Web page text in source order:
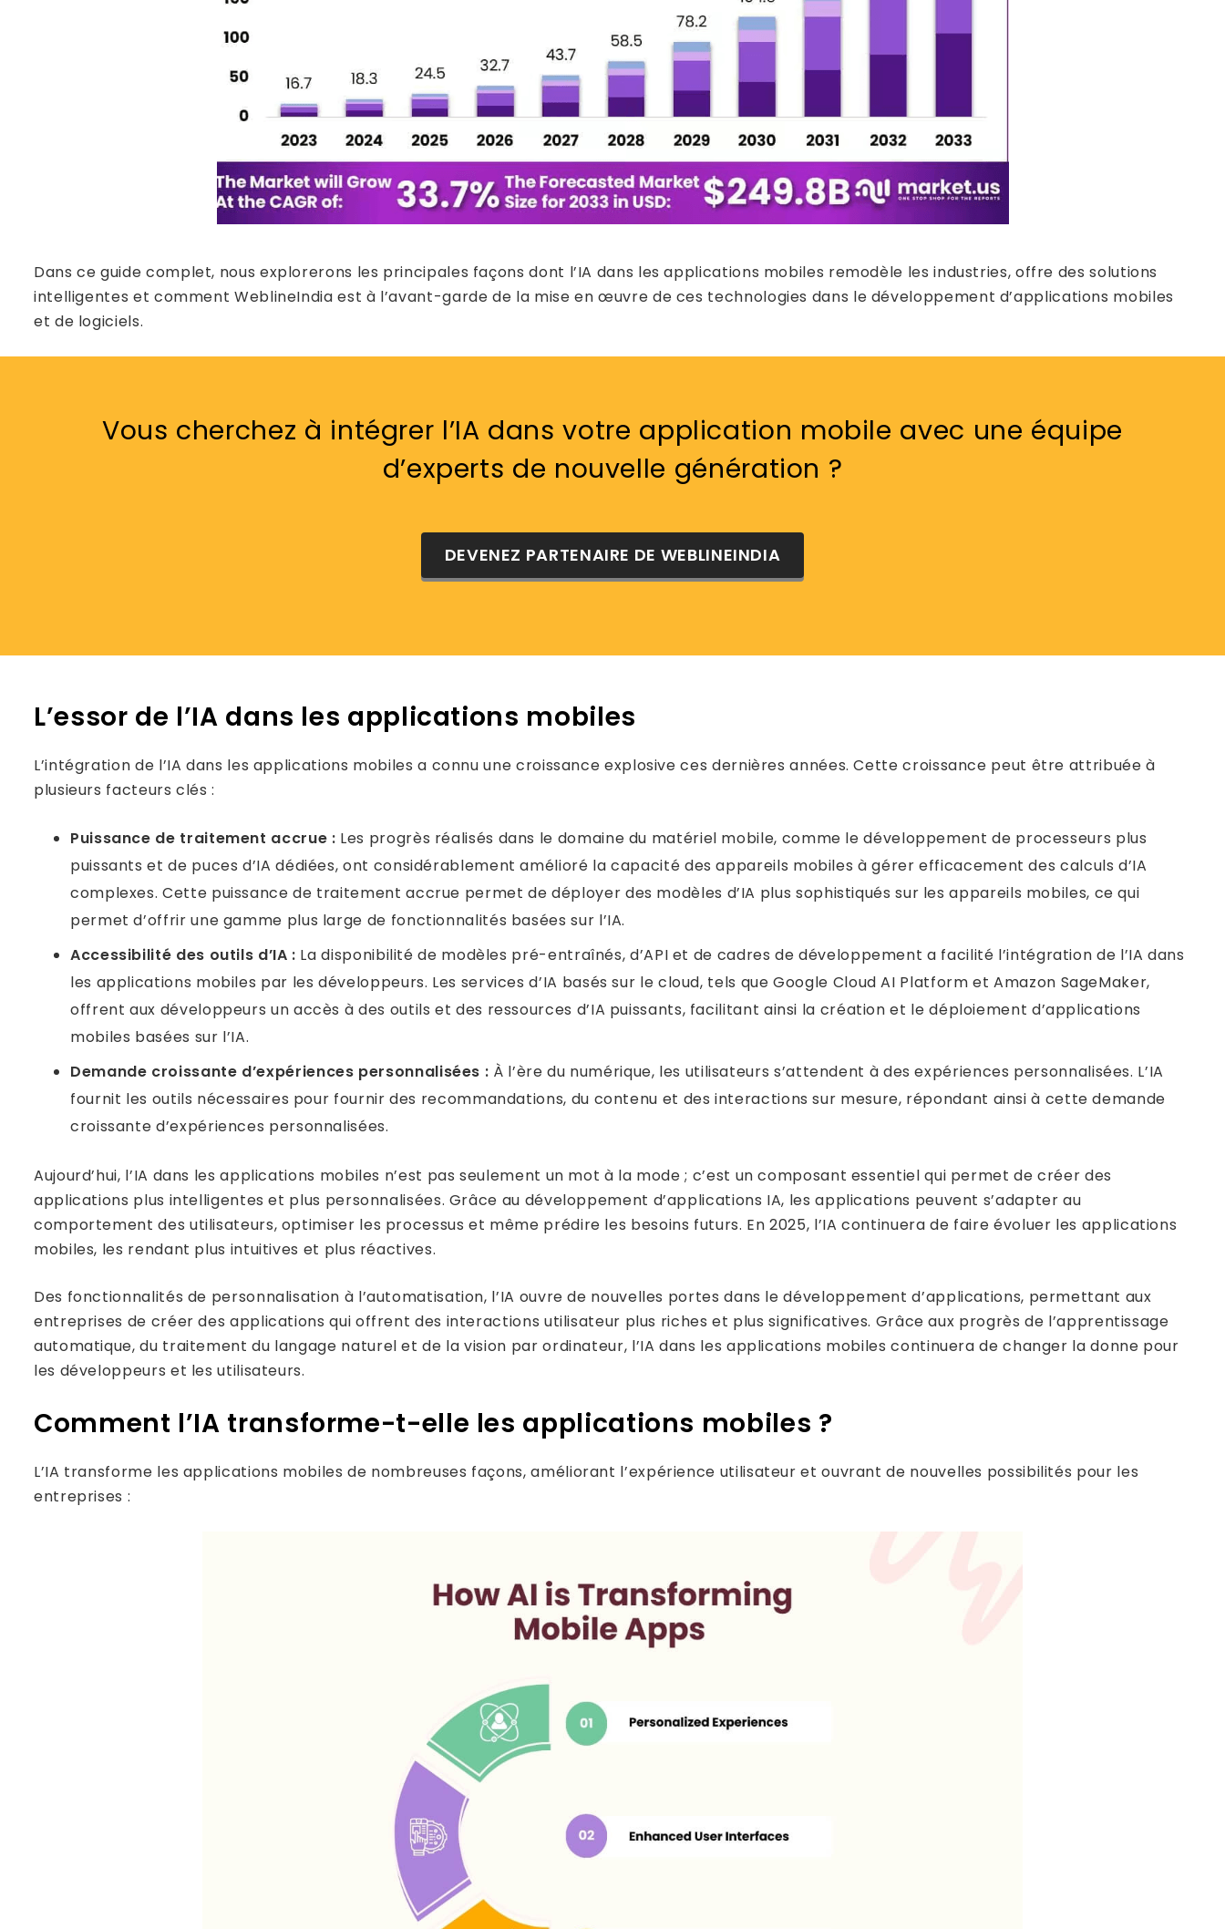
Dans ce guide complet, nous explorerons les principales façons dont l’IA dans les applications mobiles remodèle les industries, offre des solutions
intelligentes et comment WeblineIndia est à l’avant-garde de la mise en œuvre de ces technologies dans le développement d’applications mobiles
et de logiciels.
Vous cherchez à intégrer l’IA dans votre application mobile avec une équipe
d’experts de nouvelle génération ?
DEVENEZ PARTENAIRE DE WEBLINEINDIA
L’essor de l’IA dans les applications mobiles
L’intégration de l’IA dans les applications mobiles a connu une croissance explosive ces dernières années. Cette croissance peut être attribuée à
plusieurs facteurs clés :
Puissance de traitement accrue : Les progrès réalisés dans le domaine du matériel mobile, comme le développement de processeurs plus
puissants et de puces d’IA dédiées, ont considérablement amélioré la capacité des appareils mobiles à gérer efficacement des calculs d’IA
complexes. Cette puissance de traitement accrue permet de déployer des modèles d’IA plus sophistiqués sur les appareils mobiles, ce qui
permet d’offrir une gamme plus large de fonctionnalités basées sur l’IA.
Accessibilité des outils d’IA : La disponibilité de modèles pré-entraînés, d’API et de cadres de développement a facilité l’intégration de l’IA dans
les applications mobiles par les développeurs. Les services d’IA basés sur le cloud, tels que Google Cloud AI Platform et Amazon SageMaker,
offrent aux développeurs un accès à des outils et des ressources d’IA puissants, facilitant ainsi la création et le déploiement d’applications
mobiles basées sur l’IA.
Demande croissante d’expériences personnalisées : À l’ère du numérique, les utilisateurs s’attendent à des expériences personnalisées. L’IA
fournit les outils nécessaires pour fournir des recommandations, du contenu et des interactions sur mesure, répondant ainsi à cette demande
croissante d’expériences personnalisées.
Aujourd’hui, l’IA dans les applications mobiles n’est pas seulement un mot à la mode ; c’est un composant essentiel qui permet de créer des
applications plus intelligentes et plus personnalisées. Grâce au développement d’applications IA, les applications peuvent s’adapter au
comportement des utilisateurs, optimiser les processus et même prédire les besoins futurs. En 2025, l’IA continuera de faire évoluer les applications
mobiles, les rendant plus intuitives et plus réactives.
Des fonctionnalités de personnalisation à l’automatisation, l’IA ouvre de nouvelles portes dans le développement d’applications, permettant aux
entreprises de créer des applications qui offrent des interactions utilisateur plus riches et plus significatives. Grâce aux progrès de l’apprentissage
automatique, du traitement du langage naturel et de la vision par ordinateur, l’IA dans les applications mobiles continuera de changer la donne pour
les développeurs et les utilisateurs.
Comment l’IA transforme-t-elle les applications mobiles ?
L’IA transforme les applications mobiles de nombreuses façons, améliorant l’expérience utilisateur et ouvrant de nouvelles possibilités pour les
entreprises :